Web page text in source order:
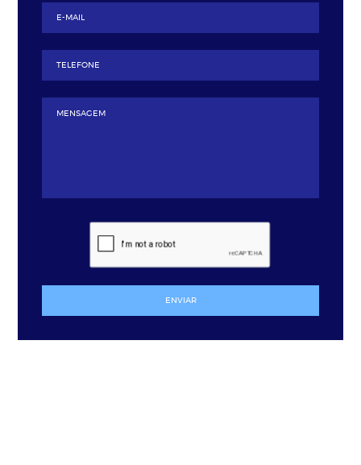
ENVIAR